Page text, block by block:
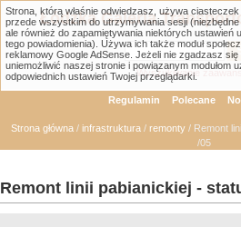
Łódzka Galeria
Wyszukiwanie
Regulamin Polecane
Strona główna / infrastruktura / remonty / Remont
/05
Remont linii pabianickiej -
Strona, którą właśnie odwiedzasz, używa
przede wszystkim do utrzymywania sesji (niezbędne
ale również do zapamiętywania niektórych ustawień
tego powiadomienia). Używa ich także moduł
reklamowy Google AdSense. Jeżeli nie zgadzasz
uniemożliwić naszej stronie i powiązanym modułom
odpowiednich ustawień Twojej przeglądarki.